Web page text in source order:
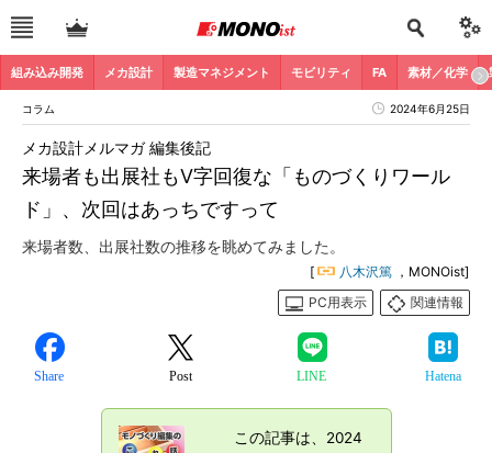
組み込み開発 メカ設計 製造マネジメント モビリティ FA 素材／化学
コラム 2024年6月25日
来場者も出展社もV字回復な「ものづくりワール
ド」、次回はあっちですって
メカ設計メルマガ 編集後記
来場者数、出展社数の推移を眺めてみました。
[ 八木沢篤 ，MONOist]
PC用表示
関連情報
Share Post LINE Hatena
この記事は、2024